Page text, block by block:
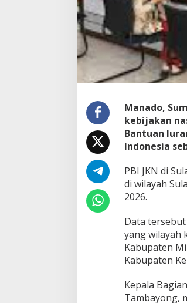
m
R
a
k
t
i
a
s
i
K
e
e
s
e
a
a
n
Manado,
kebijakan
Bantuan
Indonesia
PBI JKN di
di wilayah
2026.
Data tersebut
yang wilayah
Kabupaten
Kabupaten
Kepala
Tambayong,